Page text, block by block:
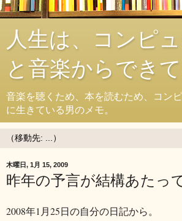
人生は、コンピ
と音楽からできて
音楽を聴くため、本を読むため、コン
に生きている男のメモ。
木曜日, 1月 15, 2009
昨年の予言が結構あたっ
2008年1月25日の自分の日記から。